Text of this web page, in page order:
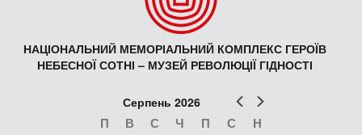
НАЦІОНАЛЬНИЙ МЕМОРІАЛЬНИЙ КОМПЛЕКС ГЕРОЇВ
НЕБЕСНОЇ СОТНІ – МУЗЕЙ РЕВОЛЮЦІЇ ГІДНОСТІ
Попер
Серпень 2026
П В С Ч П С Н